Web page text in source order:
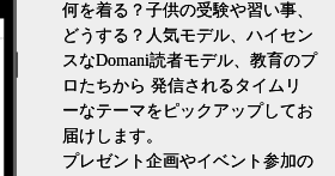
何を着る？子供の受験や習い事、
どうする？人気モデル、ハイセン
スなDomani読者モデル、教育のプ
ロたちから 発信されるタイムリ
ーなテーマをピックアップしてお
届けします。
プレゼント企画やイベント参加の